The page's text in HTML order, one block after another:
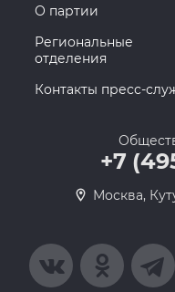
О партии
Региональные
отделения
Контакты пресс-
+7
Москва,